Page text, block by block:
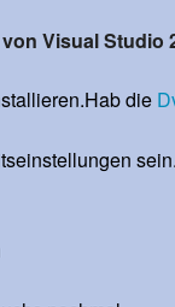
Visual Studio
die